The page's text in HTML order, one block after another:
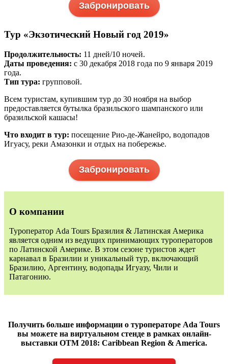
Забронировать
Тур «Экзотический Новый год 2019»
Продолжительность: 11 дней/10 ночей.
Даты проведения: c 30 декабря 2018 года по 9 января 2019
года.
Тип тура: групповой.
Всем туристам, купившим тур до 30 ноября на выбор
предоставляется бутылка бразильского шампанского или
бразильской кашасы!
Что входит в тур: посещение Рио-де-Жанейро, водопадов
Игуасу, реки Амазонки и отдых на побережье.
Забронировать
О компании
Туроператор Ada Tours Бразилия & Латинская Америка
является одним из ведущих принимающих туроператоров
по Латинской Америке. В этом сезоне туристов ждет
карнавал в Бразилии и уникальный тур, включающий
Бразилию, Аргентину, водопады Игуазу, Чили и
Патагонию.
Получить больше информации о туроператоре Ada Tours
вы можете на виртуальном стенде в рамках онлайн-
выставки OTM 2018: Caribbean Region & America.